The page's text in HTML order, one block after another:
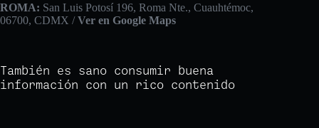
ROMA: San Luis Potosí 196, Roma Nte., Cuauhtémoc,
06700, CDMX /Ver en Google Maps
También es sano consumir buena
información con un rico contenido